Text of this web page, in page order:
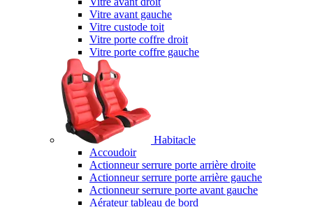
Vitre avant gauche
Vitre custode toit
Vitre porte coffre droit
Vitre porte coffre gauche
Habitacle
Accoudoir
Actionneur serrure porte arrière droite
Actionneur serrure porte arrière gauche
Actionneur serrure porte avant gauche
Aérateur tableau de bord